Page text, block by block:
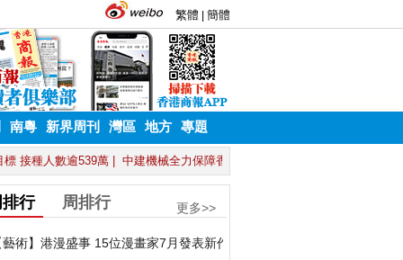
南粵 新界周刊 灣區 地方 專題